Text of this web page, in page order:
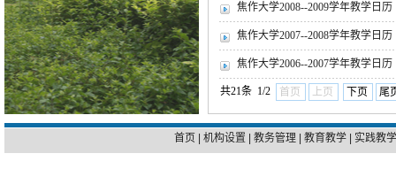
焦作大学2008--2009学年教学日历
焦作大学2007--2008学年教学日历
焦作大学2006--2007学年教学日历
共21条 1/2 首页 上页 下页 尾
首页 机构设置 教务管理 教育教学 实践教